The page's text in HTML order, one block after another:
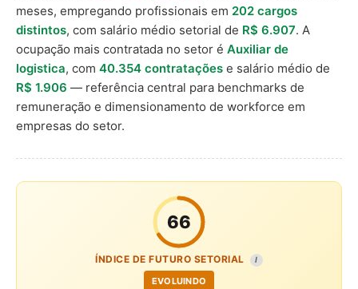
meses, empregando profissionais em 202 cargos
distintos, com salário médio setorial de R$ 6.907. A
ocupação mais contratada no setor é Auxiliar de
logistica, com 40.354 contratações e salário médio de
R$ 1.906 — referência central para benchmarks de
remuneração e dimensionamento de workforce em
empresas do setor.
66
ÍNDICE DE FUTURO SETORIAL I
EVOLUINDO